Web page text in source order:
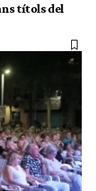
títols del